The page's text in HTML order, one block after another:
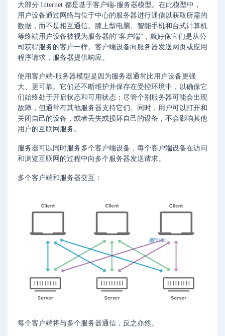
大部分 Internet 都是基于客户端-服务器模型。在此模型中，
用户设备通过网络与位于中心的服务器进行通信以获取所需的
数据，而不是相互通信。膝上型电脑、智能手机和台式计算机
等终端用户设备被视为服务器的“客户端”，就好像它们是从公
司获得服务的客户一样。客户端设备向服务器发送网页或应用
程序请求，服务器提供响应。
使用客户端-服务器模型是因为服务器通常比用户设备更强
大、更可靠。它们还不断维护并保存在受控环境中，以确保它
们始终处于开启状态和可用状态；尽管个别服务器可能会出现
故障，但通常有其他服务器支持它们。同时，用户可以打开和
关闭自己的设备，或者丢失或损坏自己的设备，不会影响其他
用户的互联网服务。
服务器可以同时服务多个客户端设备，每个客户端设备在访问
和浏览互联网的过程中向多个服务器发送请求。
多个客户端和服务器交互：
每个客户端将与多个服务器通信，反之亦然。